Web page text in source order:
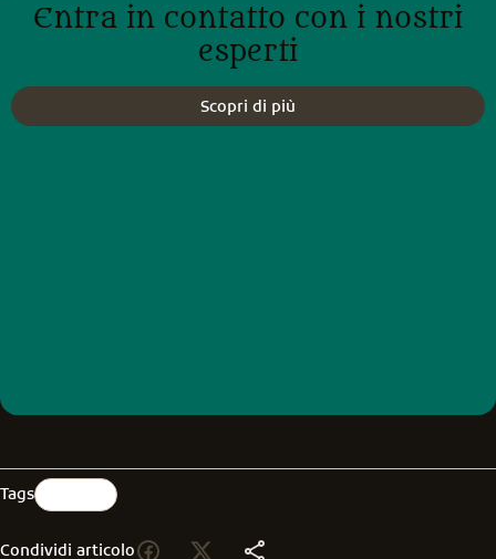
Entra in contatto con i nostri
esperti
Scopri di più
Tags
Condividi articolo